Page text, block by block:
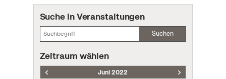
Suche in Veranstaltungen
Suchen
Zeitraum wählen
Juni 2022